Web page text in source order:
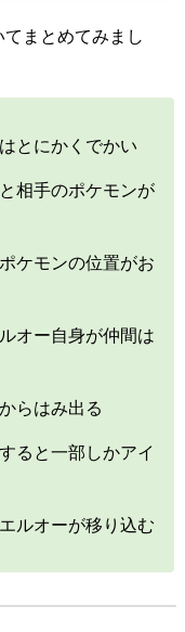
まとめてみまし
とにかくでかい
相手のポケモンが
ケモンの位置がお
オー自身が仲間は
らはみ出る
ると一部しかアイ
ルオーが移り込む